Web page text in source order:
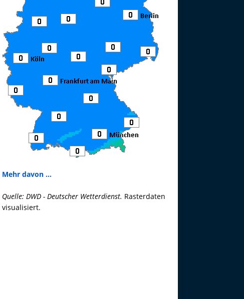
Mehr davon ...
Quelle: DWD - Deutscher Wetterdienst. Rasterdaten
visualisiert.